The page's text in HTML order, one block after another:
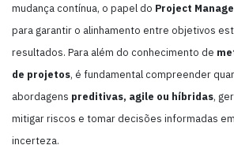
mudança contínua, o papel do Project
para garantir o alinhamento entre objetivos
resultados. Para além do conhecimento de
de projetos, é fundamental compreender
abordagens preditivas, agile ou híbridas,
mitigar riscos e tomar decisões informadas
incerteza.